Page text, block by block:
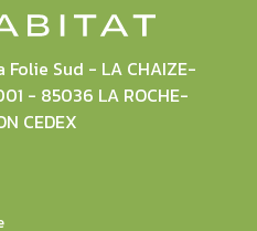
Folie Sud - LA CHAIZE-
- 85036 LA ROCHE-
CEDEX